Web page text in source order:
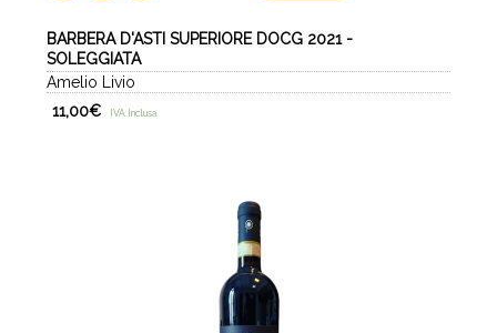
BARBERA D'ASTI SUPERIORE DOCG 2021 -
SOLEGGIATA
Amelio Livio
11,00€ IVA Inclusa